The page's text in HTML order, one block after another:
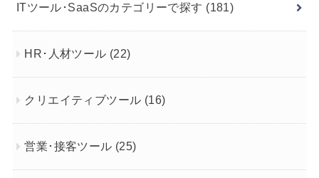
ITツール･SaaSのカテゴリーで探す (181)
HR･人材ツール (22)
クリエイティブツール (16)
営業･接客ツール (25)